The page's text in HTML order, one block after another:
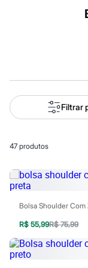
Blusas e
Calças
Casacos e
Jeans
Saias
Vestidos
Acessórios
Bolsas
Bonés e Chapéus
Bijoux
Cintos
Óculos
Relógios
Calçados
Filtrar
47 produtos
R$ 55,99R$ 75,99